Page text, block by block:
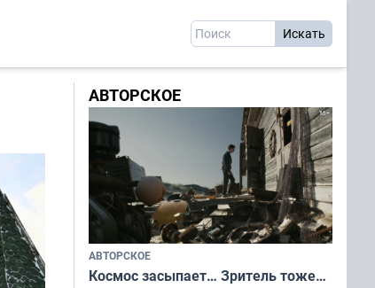
АВТОРСКОЕ
АВТОРСКОЕ
Космос засыпает… Зритель тоже…